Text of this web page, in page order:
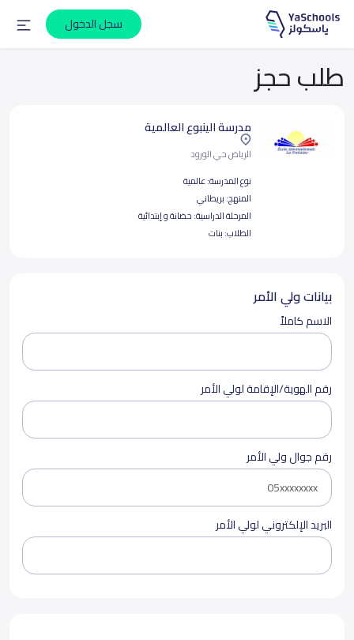
سجل الدخول
طلب حجز
مدرسة الينبوع العالمية
الرياض حي الورود
نوع المدرسة:عالمية
المنهج: بريطاني
المرحلة الدراسية: حضانة و إبتدائية
الطلاب: بنات
بيانات ولي الأمر
الاسم كاملاً
رقم الهوية/الإقامة لولي الأمر
رقم جوال ولي الأمر
البريد الإلكتروني لولي الأمر